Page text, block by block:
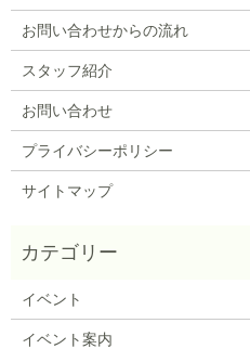
お問い合わせからの流れ
スタッフ紹介
お問い合わせ
プライバシーポリシー
サイトマップ
イベント
イベント案内